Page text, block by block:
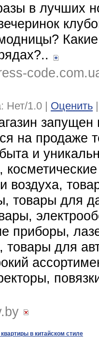
в лучших
Нет/1.0 | Оценить
запущен
на продаже
и
воздуха,
товары для
приборы,
товары для
в китайском стиле